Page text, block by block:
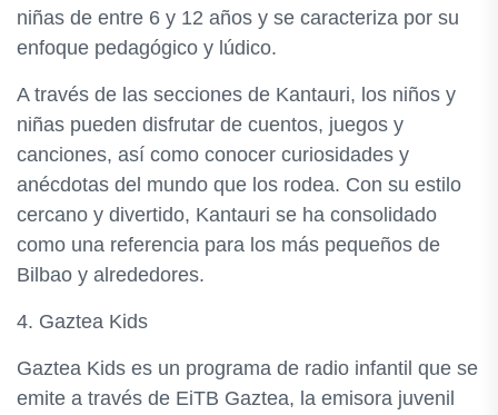
niñas de entre 6 y 12 años y se caracteriza por su
enfoque pedagógico y lúdico.
A través de las secciones de Kantauri, los niños y
niñas pueden disfrutar de cuentos, juegos y
canciones, así como conocer curiosidades y
anécdotas del mundo que los rodea. Con su estilo
cercano y divertido, Kantauri se ha consolidado
como una referencia para los más pequeños de
Bilbao y alrededores.
4. Gaztea Kids
Gaztea Kids es un programa de radio infantil que se
emite a través de EiTB Gaztea, la emisora juvenil